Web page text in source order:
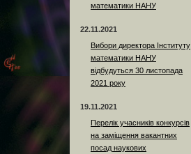
математики НАНУ
22.11.2021
Вибори директора Інституту
математики НАНУ
відбудуться 30 листопада
2021 року
19.11.2021
Перелік учасників конкурсів
на заміщення вакантних
посад наукових